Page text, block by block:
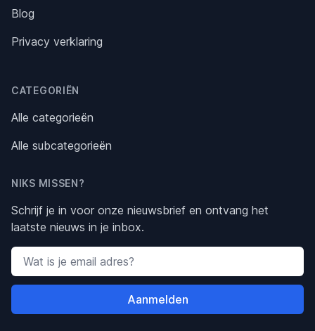
Blog
Privacy verklaring
CATEGORIËN
Alle categorieën
Alle subcategorieën
NIKS MISSEN?
Schrijf je in voor onze nieuwsbrief en ontvang het
laatste nieuws in je inbox.
Email address
Aanmelden